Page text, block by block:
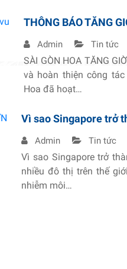
THÔNG BÁO TĂNG
Admin Tin tức
SÀI GÒN HOA TĂNG
và hoàn thiện công
Hoa đã hoạt…
Vì sao Singapore trở
Admin Tin tức
Vì sao Singapore trở
nhiều đô thị trên thế
nhiễm môi…